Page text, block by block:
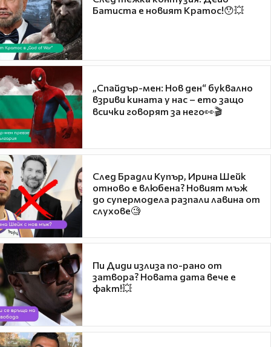
Батиста е новият Кратос!😯💥
„Спайдър-мен: Нов ден“ буквално
взриви кината у нас – ето защо
всички говорят за него👀🎬
След Брадли Купър, Ирина Шейк
отново е влюбена? Новият мъж
до супермодела разпали лавина от
слухове🧐
Пи Диди излиза по-рано от
затвора? Новата дата вече е
факт!💥